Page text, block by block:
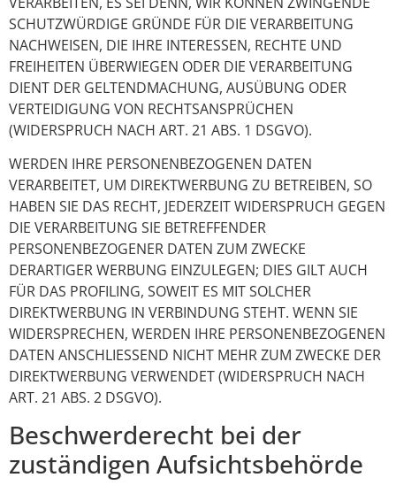
SCHUTZWÜRDIGE GRÜNDE FÜR DIE VERARBEITUNG
NACHWEISEN, DIE IHRE INTERESSEN, RECHTE UND
FREIHEITEN ÜBERWIEGEN ODER DIE VERARBEITUNG
DIENT DER GELTENDMACHUNG, AUSÜBUNG ODER
VERTEIDIGUNG VON RECHTSANSPRÜCHEN
(WIDERSPRUCH NACH ART. 21 ABS. 1 DSGVO).
WERDEN IHRE PERSONENBEZOGENEN DATEN
VERARBEITET, UM DIREKTWERBUNG ZU BETREIBEN, SO
HABEN SIE DAS RECHT, JEDERZEIT WIDERSPRUCH GEGEN
DIE VERARBEITUNG SIE BETREFFENDER
PERSONENBEZOGENER DATEN ZUM ZWECKE
DERARTIGER WERBUNG EINZULEGEN; DIES GILT AUCH
FÜR DAS PROFILING, SOWEIT ES MIT SOLCHER
DIREKTWERBUNG IN VERBINDUNG STEHT. WENN SIE
WIDERSPRECHEN, WERDEN IHRE PERSONENBEZOGENEN
DATEN ANSCHLIESSEND NICHT MEHR ZUM ZWECKE DER
DIREKTWERBUNG VERWENDET (WIDERSPRUCH NACH
ART. 21 ABS. 2 DSGVO).
Beschwerde­recht bei der
zuständigen Aufsichts­behörde